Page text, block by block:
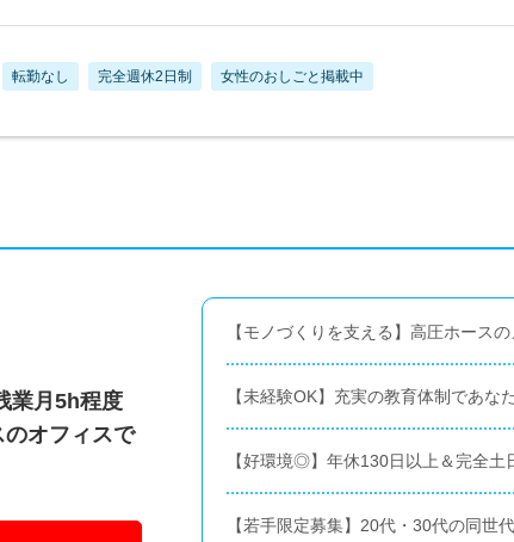
転勤なし 完全週休2日制 女性のおしごと掲載中
業月5h程度
のオフィスで
【モノづくりを支える】高圧ホース
【未経験OK】充実の教育体制であな
【好環境◎】年休130日以上＆完全土
【若手限定募集】20代・30代の同世